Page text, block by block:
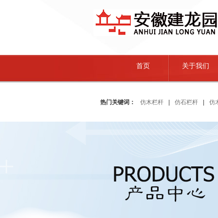
首页 关于我们
热门关键词： 仿木栏杆 仿石栏杆 仿